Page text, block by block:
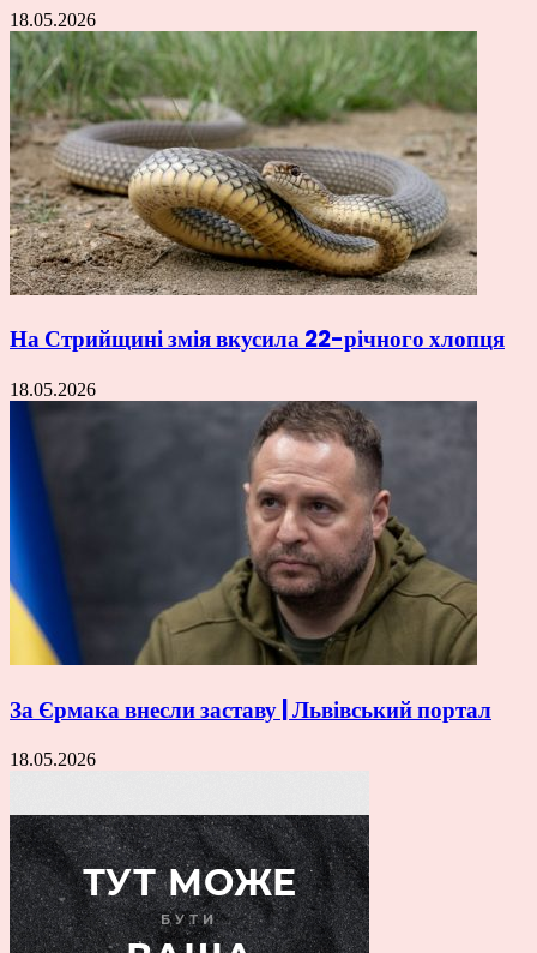
18.05.2026
На Стрийщині змія вкусила 22-річного хлопця
18.05.2026
За Єрмака внесли заставу | Львівський портал
18.05.2026